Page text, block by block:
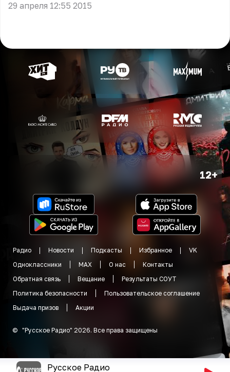
29 апреля 12:55 2015
12+
Радио Новости Подкасты Избранное
VK
Одноклассники
MAX О нас
Контакты
Обратная связь
Вещание
Результаты СОУТ
Политика безопасности
Пользовательское соглашение
Выдача призов
Акции
© "Русское Радио" 2026. Все права защищены
Русское Радио